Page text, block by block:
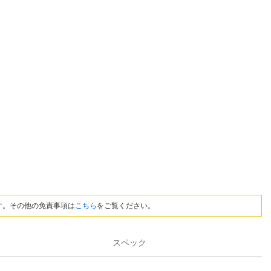
その他の免責事項はこちら をご覧ください。
スペック